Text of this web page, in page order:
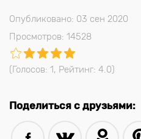
Опубликовано: 03 сен 2020
Просмотров: 14528
(Голосов: 1, Рейтинг: 4.0)
Поделиться с друзьями: